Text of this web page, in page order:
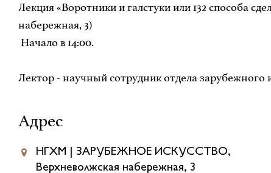
Лекция «Воротники и галстуки или 132 способа
набережная, 3)
Начало в 14:00.
Лектор - научный сотрудник отдела
Адрес
НГХМ | ЗАРУБЕЖНОЕ ИСКУССТВО,
Верхневолжская набережная, 3